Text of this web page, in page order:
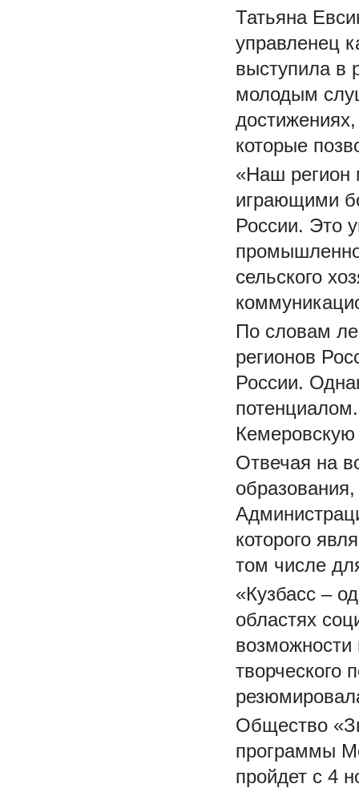
Татьяна
управленец
выступила в
молодым
которые
«Наш регион
играющими
России. Это
сельского
По словам
регионов
России.
Кемеровскую
Отвечая на
которого
том числе
«Кузбасс –
областях
возможности
творческого
Общество
программы
пройдет с 4